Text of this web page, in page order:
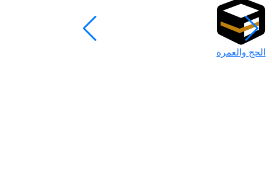
الحج والعمرة